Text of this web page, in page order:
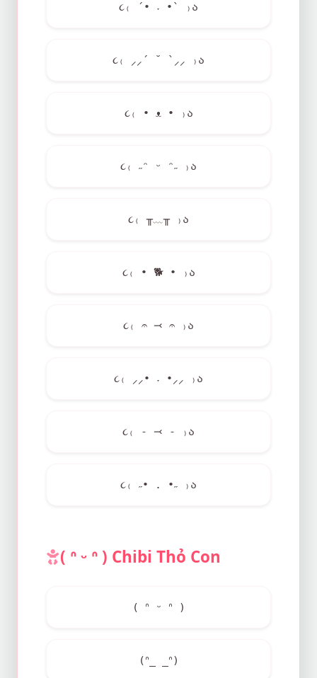
૮₍ ´• ˕ •` ₎ა
૮₍ ⸝⸝´ ˘ `⸝⸝ ₎ა
૮₍ • ᴥ • ₎ა
૮₍ ˶ᵔ ᵕ ᵔ˶ ₎ა
૮₍ ╥﹏╥ ₎ა
૮₍ • 🐕• ₎ა
૮₍ 𝄐 ⤙ 𝄐 ₎ა
૮₍ ⸝⸝• ˕ •⸝⸝ ₎ა
૮₍ - ⤙ - ₎ა
૮₍ ˶• . •˶ ₎ა
( ᐢ ᵕ ᐢ ) Chibi Thỏ Con
( ᐢ ᵕ ᐢ )
(ᐢ_ _ᐢ)